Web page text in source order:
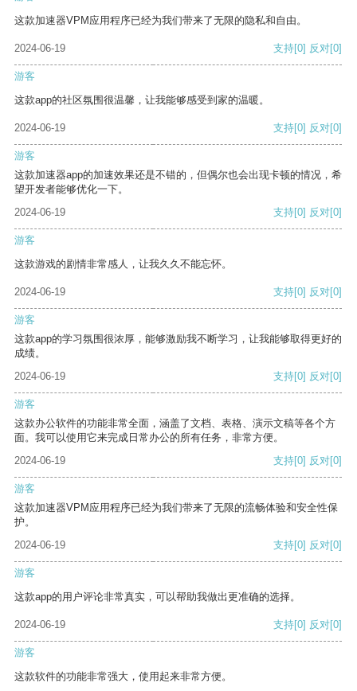
这款加速器VPM应用程序已经为我们带来了无限的隐私和自由。
2024-06-19 支持[0] 反对[0]
游客
这款app的社区氛围很温馨，让我能够感受到家的温暖。
2024-06-19 支持[0] 反对[0]
游客
这款加速器app的加速效果还是不错的，但偶尔也会出现卡顿的情况，希
望开发者能够优化一下。
2024-06-19
支持[0] 反对[0]
游客
这款游戏的剧情非常感人，让我久久不能忘怀。
2024-06-19 支持[0] 反对[0]
游客
这款app的学习氛围很浓厚，能够激励我不断学习，让我能够取得更好的
成绩。
2024-06-19
支持[0] 反对[0]
游客
这款办公软件的功能非常全面，涵盖了文档、表格、演示文稿等各个方
面。我可以使用它来完成日常办公的所有任务，非常方便。
2024-06-19
支持[0] 反对[0]
游客
这款加速器VPM应用程序已经为我们带来了无限的流畅体验和安全性保
护。
2024-06-19
支持[0] 反对[0]
游客
这款app的用户评论非常真实，可以帮助我做出更准确的选择。
2024-06-19 支持[0] 反对[0]
游客
这款软件的功能非常强大，使用起来非常方便。